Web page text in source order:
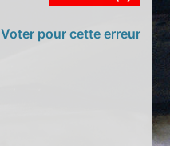
Voter pour cette erreur